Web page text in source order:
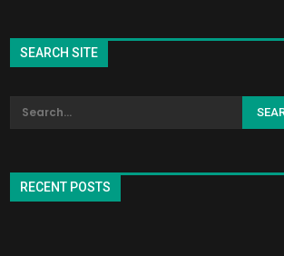
SEARCH SITE
RECENT POSTS